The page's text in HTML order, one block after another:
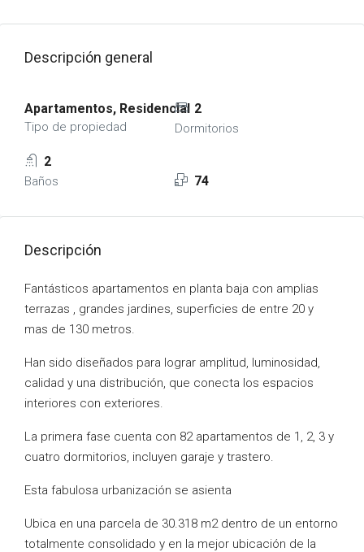
Descripción general
Apartamentos, Residencial
Tipo de propiedad
2
Dormitorios
2
Baños 74
Descripción
Fantásticos apartamentos en planta baja con amplias
terrazas , grandes jardines, superficies de entre 20 y
mas de 130 metros.
Han sido diseñados para lograr amplitud, luminosidad,
calidad y una distribución, que conecta los espacios
interiores con exteriores.
La primera fase cuenta con 82 apartamentos de 1, 2, 3 y
cuatro dormitorios, incluyen garaje y trastero.
Esta fabulosa urbanización se asienta
Ubica en una parcela de 30.318 m2 dentro de un entorno
totalmente consolidado y en la mejor ubicación de la